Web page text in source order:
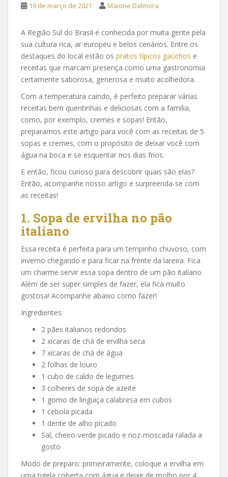
19 de março de 2021 Maione Dalmora
A Região Sul do Brasil é conhecida por muita gente pela
sua cultura rica, ar europeu e belos cenários. Entre os
destaques do local estão os pratos típicos gaúchos e
receitas que marcam presença como uma gastronomia
certamente saborosa, generosa e muito acolhedora.
Com a temperatura caindo, é perfeito preparar várias
receitas bem quentinhas e deliciosas com a família,
como, por exemplo, cremes e sopas! Então,
preparamos este artigo para você com as receitas de 5
sopas e cremes, com o propósito de deixar você com
água na boca e se esquentar nos dias frios.
E então, ficou curioso para descobrir quais são elas?
Então, acompanhe nosso artigo e surpreenda-se com
as receitas!
1. Sopa de ervilha no pão
italiano
Essa receita é perfeita para um tempinho chuvoso, com
inverno chegando e para ficar na frente da lareira. Fica
um charme servir essa sopa dentro de um pão italiano.
Além de ser super simples de fazer, ela fica muito
gostosa! Acompanhe abaixo como fazer!
Ingredientes:
2 pães italianos redondos
2 xícaras de chá de ervilha seca
7 xícaras de chá de água
2 folhas de louro
1 cubo de caldo de legumes
3 colheres de sopa de azeite
1 gomo de linguiça calabresa em cubos
1 cebola picada
1 dente de alho picado
Sal, cheiro-verde picado e noz-moscada ralada a
gosto
Modo de preparo: primeiramente, coloque a ervilha em
uma tigela coberta com água e deixe de molho por 4